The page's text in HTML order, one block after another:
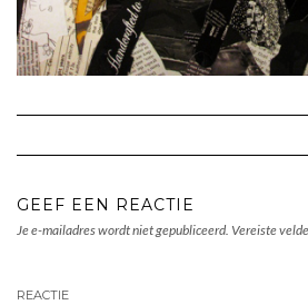
GEEF EEN REACTIE
Je e-mailadres wordt niet gepubliceerd. Vereiste
REACTIE